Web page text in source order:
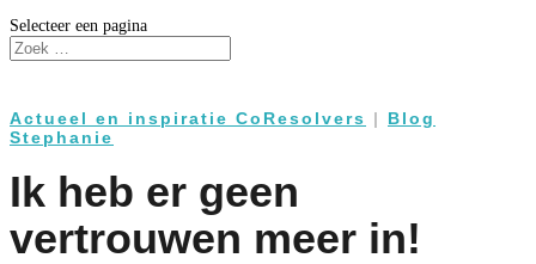
Selecteer een pagina
Actueel en inspiratie CoResolvers | Blog
Stephanie
Ik heb er geen
vertrouwen meer in!